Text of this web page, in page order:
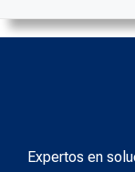
Expertos en